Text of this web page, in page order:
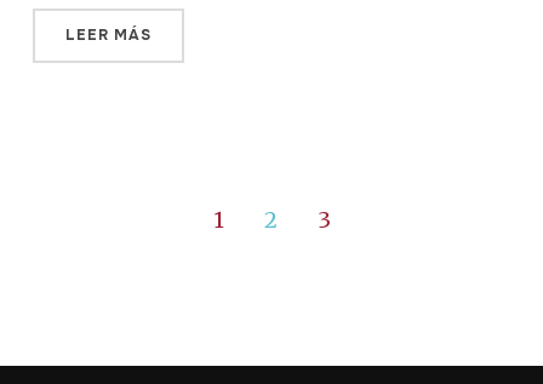
LEER MÁS
1 2 3